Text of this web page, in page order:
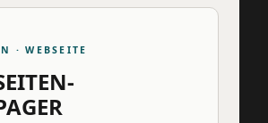
· WEBSEITE